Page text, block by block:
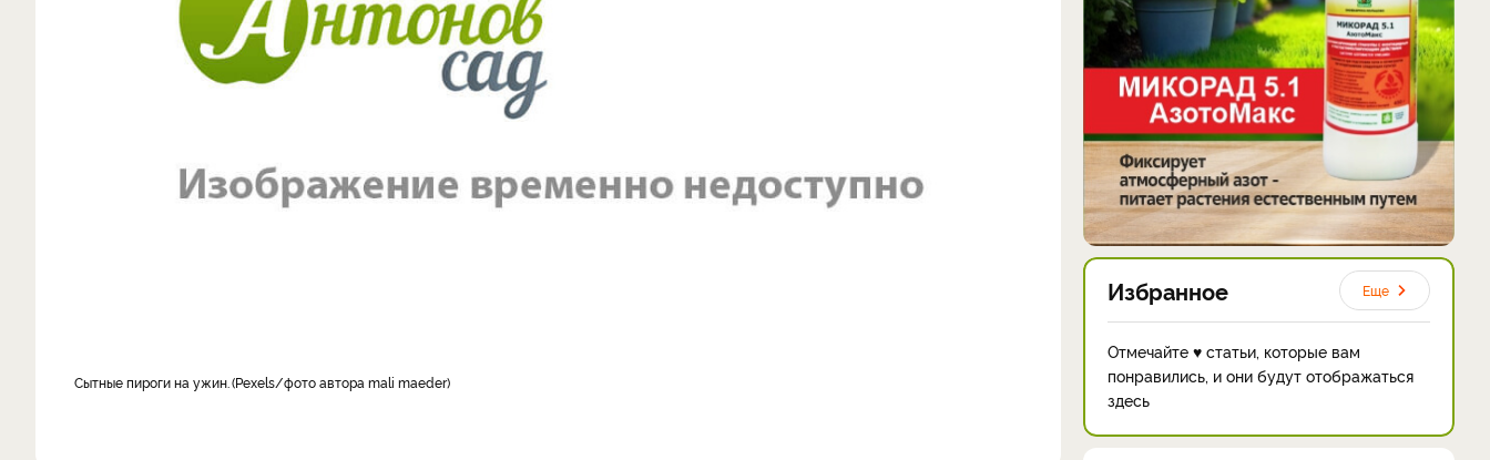
сытные пироги на ужин. Pexels/фото автора mali maeder
Избранное Еще
Отмечайте ♥ статьи, которые вам
понравились, и они будут отображаться
здесь